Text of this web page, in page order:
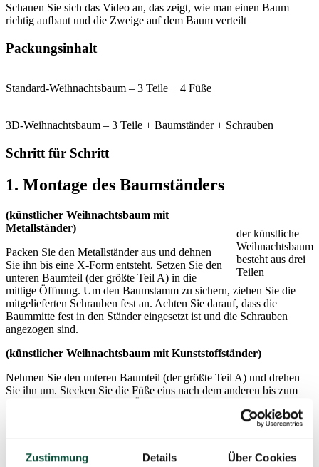
Zustimmung Details Über Cookies
Schauen Sie sich das Video an, das zeigt, wie man einen Baum
richtig aufbaut und die Zweige auf dem Baum verteilt
Packungsinhalt
Standard-Weihnachtsbaum – 3 Teile + 4 Füße
3D-Weihnachtsbaum – 3 Teile + Baumständer + Schrauben
Schritt für Schritt
1. Montage des Baumständers
der künstliche
Weihnachtsbaum
besteht aus drei
Teilen
(künstlicher Weihnachtsbaum mit
Metallständer)
Packen Sie den Metallständer aus und dehnen
Sie ihn bis eine X-Form entsteht. Setzen Sie den
unteren Baumteil (der größte Teil A) in die
mittige Öffnung. Um den Baumstamm zu sichern, ziehen Sie die
mitgelieferten Schrauben fest an. Achten Sie darauf, dass die
Baummitte fest in den Ständer eingesetzt ist und die Schrauben
angezogen sind.
(künstlicher Weihnachtsbaum mit Kunststoffständer)
Nehmen Sie den unteren Baumteil (der größte Teil A) und drehen
Sie ihn um. Stecken Sie die Füße eins nach dem anderen bis zum
die Füße richtig eingesetzt sind. Nun drehen Sie den Baum um und
stellen ihn zusammen mit dem Baumständer auf den Boden.
Ausbreiten der Äste